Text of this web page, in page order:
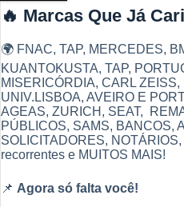
🔥 Marcas Que Já
🌍 FNAC, TAP, MERCEDES,
KUANTOKUSTA, TAP,
MISERICÓRDIA, CARL
UNIV.LISBOA, AVEIRO E
AGEAS, ZURICH, SEAT,
PÚBLICOS, SAMS, BANCOS,
SOLICITADORES,
recorrentes e MUITOS MAIS!
📌 Agora só falta você!